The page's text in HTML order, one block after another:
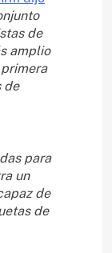
de
amplio
de
para
un
de
de